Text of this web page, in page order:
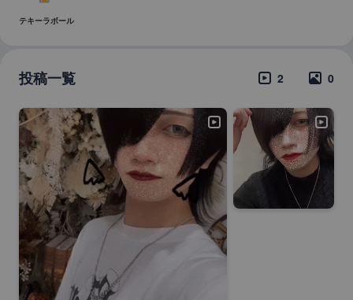
テキーラボール
投稿一覧 2 0